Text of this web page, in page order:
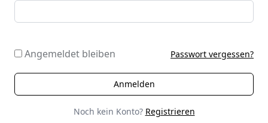
Angemeldet bleiben Passwort vergessen?
Noch kein Konto? Registrieren